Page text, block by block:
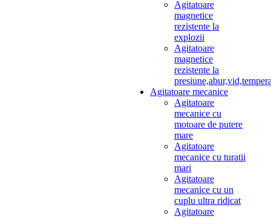
Agitatoare
magnetice
rezistente la
explozii
Agitatoare
magnetice
rezistente la
Agitatoare mecanice
Agitatoare
mecanice cu
motoare de putere
mare
Agitatoare
mecanice cu turatii
mari
Agitatoare
mecanice cu un
cuplu ultra ridicat
Agitatoare